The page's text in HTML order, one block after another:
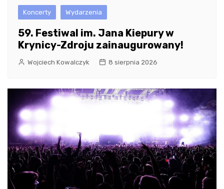
Koncerty Wydarzenia
59. Festiwal im. Jana Kiepury w
Krynicy-Zdroju zainaugurowany!
Wojciech Kowalczyk 8 sierpnia 2026